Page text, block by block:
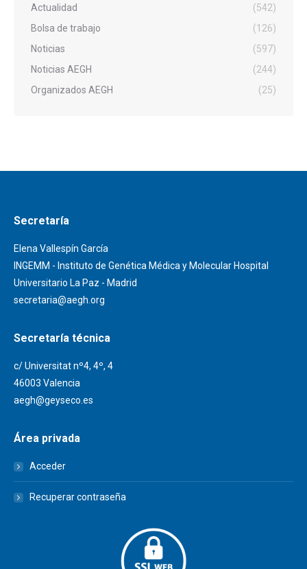
Actualidad
(542)
Bolsa de trabajo
(126)
Noticias
(597)
Noticias AEGH
(244)
Organizados AEGH
(25)
Secretaría
Elena Vallespín García
INGEMM - Instituto de Genética Médica y Molecular Hospital
Universitario La Paz - Madrid
secretaria@aegh.org
Secretaría técnica
c/ Universitat nº4, 4º, 4
46003 Valencia
aegh@geyseco.es
Área privada
Acceder
Recuperar contraseña